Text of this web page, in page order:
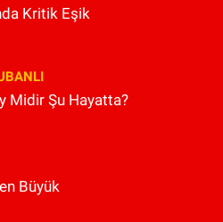
Kritik Eşik
Midir Şu Hayatta?
Büyük